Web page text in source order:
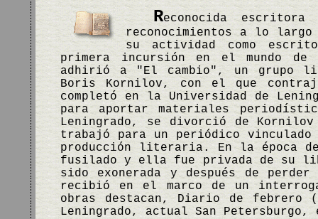
Reconocida
reconocimientos a lo
su actividad como
primera incursión en el mundo
adhirió a "El cambio", un grupo
Boris Kornilov, con el que
completó en la Universidad de
para aportar materiales
Leningrado, se divorció de
trabajó para un periódico
producción literaria. En la época
fusilado y ella fue privada de su
sido exonerada y después de perder
recibió en el marco de un
obras destacan, Diario de febrero
Leningrado, actual San Petersburgo,